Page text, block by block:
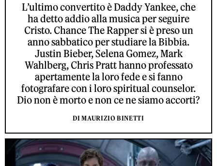
L’ultimo convertito è Daddy Yankee, che
ha detto addio alla musica per seguire
Cristo. Chance The Rapper si è preso un
anno sabbatico per studiare la Bibbia.
Justin Bieber, Selena Gomez, Mark
Wahlberg, Chris Pratt hanno professato
apertamente la loro fede e si fanno
fotografare con i loro spiritual counselor.
Dio non è morto e non ce ne siamo accorti?
DI MAURIZIO BINETTI